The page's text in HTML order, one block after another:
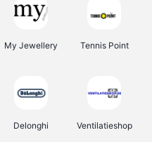
My Jewellery Tennis Point
Delonghi Ventilatieshop